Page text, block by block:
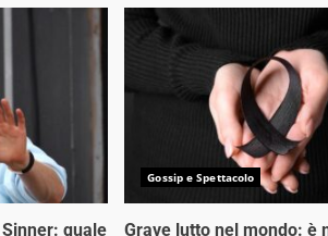
quale
Gossip e Spettacolo
Grave lutto nel mondo: è